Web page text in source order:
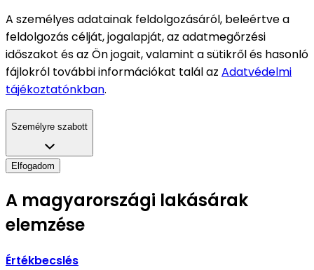
A személyes adatainak feldolgozásáról, beleértve a
feldolgozás célját, jogalapját, az adatmegőrzési
időszakot és az Ön jogait, valamint a sütikről és hasonló
fájlokról további információkat talál az Adatvédelmi
tájékoztatónkban.
Személyre szabott
Elfogadom
A magyarországi lakásárak
elemzése
Értékbecslés